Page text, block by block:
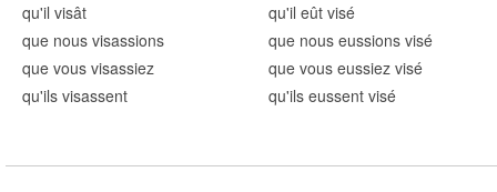
qu'il visât
que nous visassions
que vous visassiez
qu'ils visassent
qu'il eût visé
que nous eussions visé
que vous eussiez visé
qu'ils eussent visé